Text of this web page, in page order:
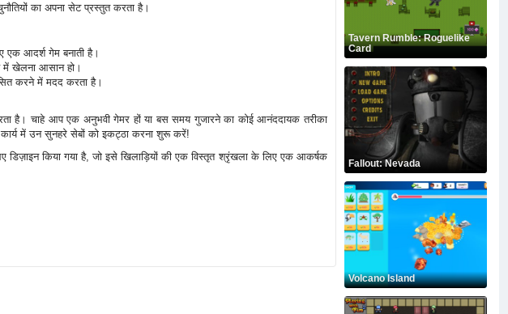
का अपना सेट प्रस्तुत करता है।
एक आदर्श गेम बनाती है।
खेलना आसान हो।
करने में मदद करता है।
है। चाहे आप एक अनुभवी गेमर हों या बस समय गुजारने का कोई आनंददायक तरीका
में उन सुनहरे सेबों को इकट्ठा करना शुरू करें!
किया गया है, जो इसे खिलाड़ियों की एक विस्तृत श्रृंखला के लिए एक आकर्षक
Tavern Rumble: Roguelike
Card
Fallout: Nevada
Volcano Island